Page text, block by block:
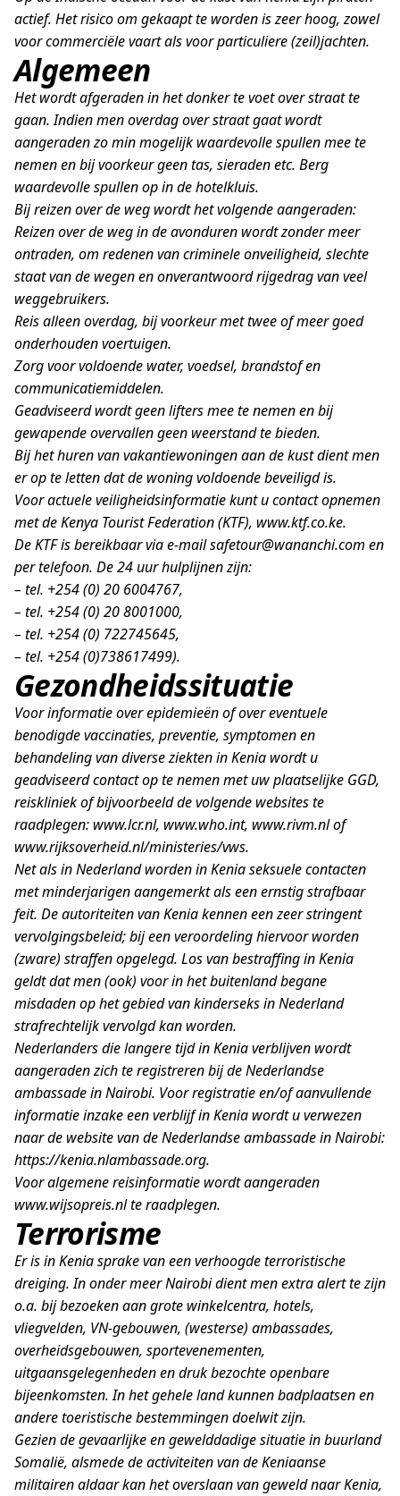
actief. Het risico om gekaapt te worden is zeer hoog, zowel
voor commerciële vaart als voor particuliere (zeil)jachten.
Algemeen
Het wordt afgeraden in het donker te voet over straat te
gaan. Indien men overdag over straat gaat wordt
aangeraden zo min mogelijk waardevolle spullen mee te
nemen en bij voorkeur geen tas, sieraden etc. Berg
waardevolle spullen op in de hotelkluis.
Bij reizen over de weg wordt het volgende aangeraden:
Reizen over de weg in de avonduren wordt zonder meer
ontraden, om redenen van criminele onveiligheid, slechte
staat van de wegen en onverantwoord rijgedrag van veel
weggebruikers.
Reis alleen overdag, bij voorkeur met twee of meer goed
onderhouden voertuigen.
Zorg voor voldoende water, voedsel, brandstof en
communicatiemiddelen.
Geadviseerd wordt geen lifters mee te nemen en bij
gewapende overvallen geen weerstand te bieden.
Bij het huren van vakantiewoningen aan de kust dient men
er op te letten dat de woning voldoende beveiligd is.
Voor actuele veiligheidsinformatie kunt u contact opnemen
met de Kenya Tourist Federation (KTF), www.ktf.co.ke.
De KTF is bereikbaar via e-mail safetour@wananchi.com en
per telefoon. De 24 uur hulplijnen zijn:
– tel. +254 (0) 20 6004767,
– tel. +254 (0) 20 8001000,
– tel. +254 (0) 722745645,
– tel. +254 (0)738617499).
Gezondheidssituatie
Voor informatie over epidemieën of over eventuele
benodigde vaccinaties, preventie, symptomen en
behandeling van diverse ziekten in Kenia wordt u
geadviseerd contact op te nemen met uw plaatselijke GGD,
reiskliniek of bijvoorbeeld de volgende websites te
raadplegen: www.lcr.nl, www.who.int, www.rivm.nl of
www.rijksoverheid.nl/ministeries/vws.
Net als in Nederland worden in Kenia seksuele contacten
met minderjarigen aangemerkt als een ernstig strafbaar
feit. De autoriteiten van Kenia kennen een zeer stringent
vervolgingsbeleid; bij een veroordeling hiervoor worden
(zware) straffen opgelegd. Los van bestraffing in Kenia
geldt dat men (ook) voor in het buitenland begane
misdaden op het gebied van kinderseks in Nederland
strafrechtelijk vervolgd kan worden.
Nederlanders die langere tijd in Kenia verblijven wordt
aangeraden zich te registreren bij de Nederlandse
ambassade in Nairobi. Voor registratie en/of aanvullende
informatie inzake een verblijf in Kenia wordt u verwezen
naar de website van de Nederlandse ambassade in Nairobi:
https://kenia.nlambassade.org.
Voor algemene reisinformatie wordt aangeraden
www.wijsopreis.nl te raadplegen.
Terrorisme
Er is in Kenia sprake van een verhoogde terroristische
dreiging. In onder meer Nairobi dient men extra alert te zijn
o.a. bij bezoeken aan grote winkelcentra, hotels,
vliegvelden, VN-gebouwen, (westerse) ambassades,
overheidsgebouwen, sportevenementen,
uitgaansgelegenheden en druk bezochte openbare
bijeenkomsten. In het gehele land kunnen badplaatsen en
andere toeristische bestemmingen doelwit zijn.
Gezien de gevaarlijke en gewelddadige situatie in buurland
Somalië, alsmede de activiteiten van de Keniaanse
militairen aldaar kan het overslaan van geweld naar Kenia,